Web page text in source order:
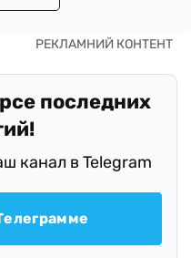
последних
канал в Telegram